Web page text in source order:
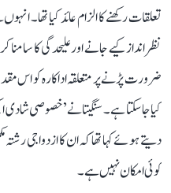
تعلقات رکھنے کا الزام عائد کیا تھا۔
نظر انداز کیے جانے اور علیحدگی کا
ضرورت پڑنے پر متعلقہ اداکارہ کو
دیتے ہوئے کہا تھا کہ ان کا ازدواجی
کوئی امکان نہیں ہے۔